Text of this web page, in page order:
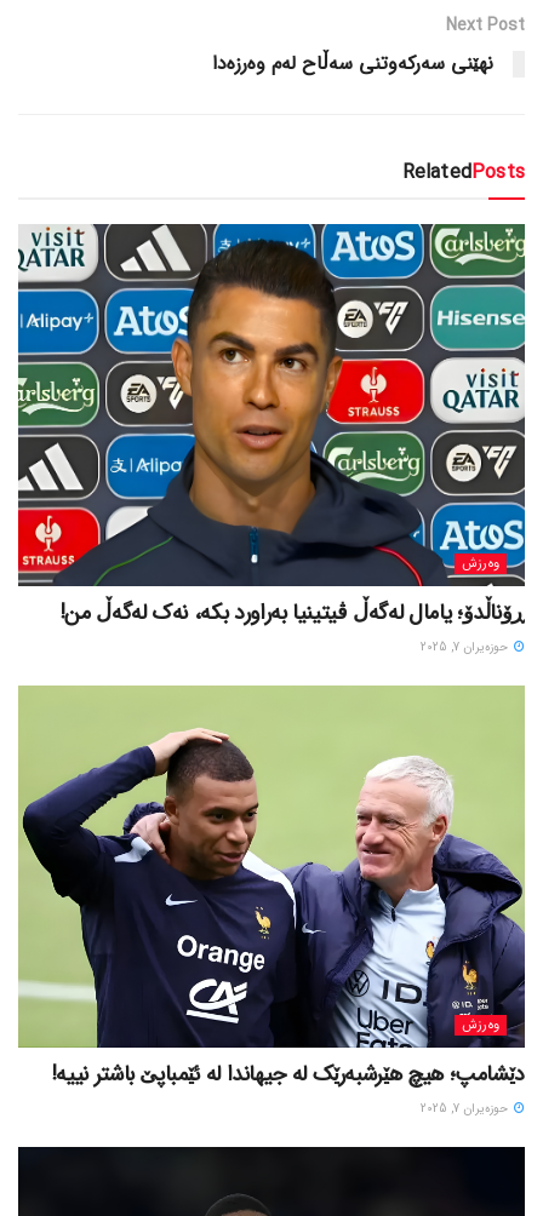
Next Post
نهێنی سەرکەوتنی سەڵاح لەم وەرزەدا
RelatedPosts
وەرزش
ڕۆناڵدۆ؛ یامال لەگەڵ ڤیتینیا بەراورد بکە، نەک لەگەڵ من!
حوزه‌یران 7, 2025
وەرزش
دێشامپ؛ هیچ هێرشبەرێک لە جیهاندا لە ئێمباپێ باشتر نییە!
حوزه‌یران 7, 2025